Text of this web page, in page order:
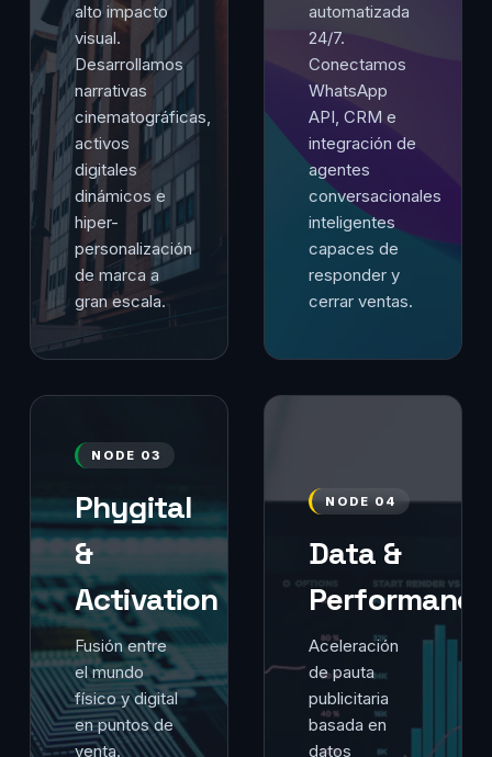
alto impacto
visual.
Desarrollamos
narrativas
cinematográficas,
activos
digitales
dinámicos e
hiper-
personalización
de marca a
gran escala.
automatizada
24/7.
Conectamos
WhatsApp
API, CRM e
integración de
agentes
conversacionales
inteligentes
capaces de
responder y
cerrar ventas.
NODE 03
Phygital
&
Activation
Fusión entre
el mundo
físico y digital
en puntos de
venta.
NODE 04
Data &
Performance
Aceleración
de pauta
publicitaria
basada en
datos